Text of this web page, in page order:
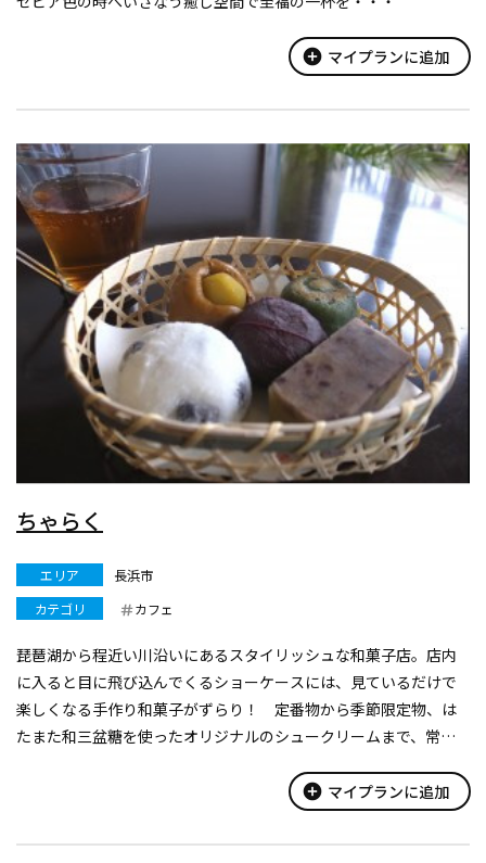
add_circle マイプランに追加
ちゃらく
エリア
長浜市
カテゴリ
カフェ
琵琶湖から程近い川沿いにあるスタイリッシュな和菓子店。店内
に入ると目に飛び込んでくるショーケースには、見ているだけで
楽しくなる手作り和菓子がずらり！ 定番物から季節限定物、は
たまた和三盆糖を使ったオリジナルのシュークリームまで、常時
add_circle マイプランに追加